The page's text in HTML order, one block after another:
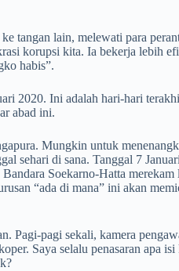
tangan lain, melewati para
korupsi kita. Ia bekerja lebih
habis”.
2020. Ini adalah hari-hari
abad ini.
Mungkin untuk
sehari di sana. Tanggal 7
Soekarno-Hatta
“ada di mana” ini akan
Pagi-pagi sekali, kamera
Saya selalu penasaran apa